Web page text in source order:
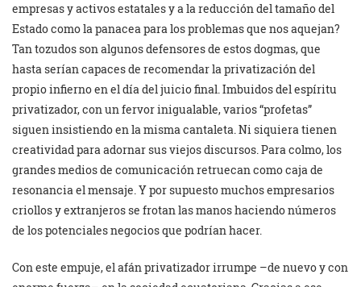
empresas y activos estatales y a la reducción del tamaño del
Estado como la panacea para los problemas que nos aquejan?
Tan tozudos son algunos defensores de estos dogmas, que
hasta serían capaces de recomendar la privatización del
propio infierno en el día del juicio final. Imbuidos del espíritu
privatizador, con un fervor inigualable, varios “profetas”
siguen insistiendo en la misma cantaleta. Ni siquiera tienen
creatividad para adornar sus viejos discursos. Para colmo, los
grandes medios de comunicación retruecan como caja de
resonancia el mensaje. Y por supuesto muchos empresarios
criollos y extranjeros se frotan las manos haciendo números
de los potenciales negocios que podrían hacer.
Con este empuje, el afán privatizador irrumpe –de nuevo y con